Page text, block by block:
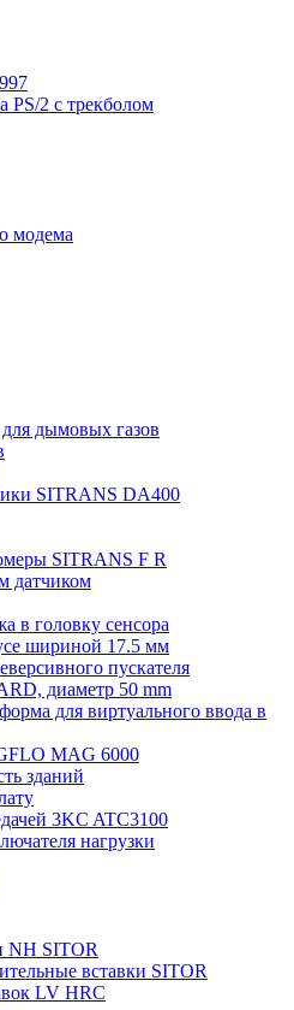
PS/2 с трекболом
модема
дымовых газов
SITRANS DA400
SITRANS F R
датчиком
в головку сенсора
шириной 17.5 мм
пускателя
диаметр 50 mm
для виртуального ввода в
MAG 6000
зданий
3KC ATC3100
нагрузки
NH SITOR
вставки SITOR
LV HRC